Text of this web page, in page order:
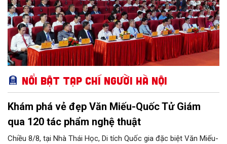
Nổi bật Tạp chí Người Hà Nội
Khám phá vẻ đẹp Văn Miếu-Quốc Tử Giám
qua 120 tác phẩm nghệ thuật
Chiều 8/8, tại Nhà Thái Học, Di tích Quốc gia đặc biệt Văn Miếu-